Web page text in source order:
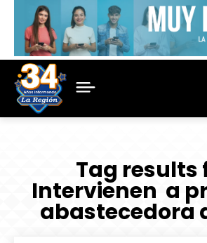
Tag results
Intervienen a
abastecedora